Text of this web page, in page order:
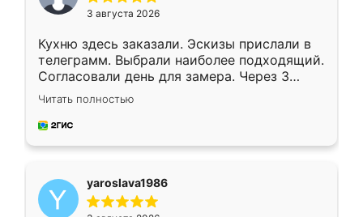
3 августа 2026
Кухню здесь заказали. Эскизы прислали в
телеграмм. Выбрали наиболее подходящий.
Согласовали день для замера. Через 3
недели кухня была уже готова. Остались
довольны работой. Спасибо Ренессанс
мебель за качественную работу!
Читать полностью
yaroslava1986